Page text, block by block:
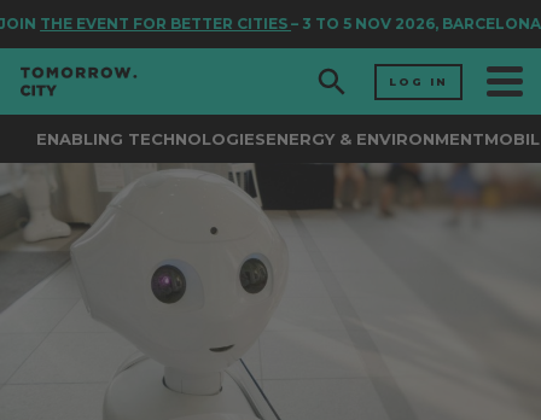
THE EVENT FOR BETTER CITIES– 3 TO 5 NOV 2026, BARCELONA
LOG IN
ENABLING TECHNOLOGIESENERGY & ENVIRONMENT